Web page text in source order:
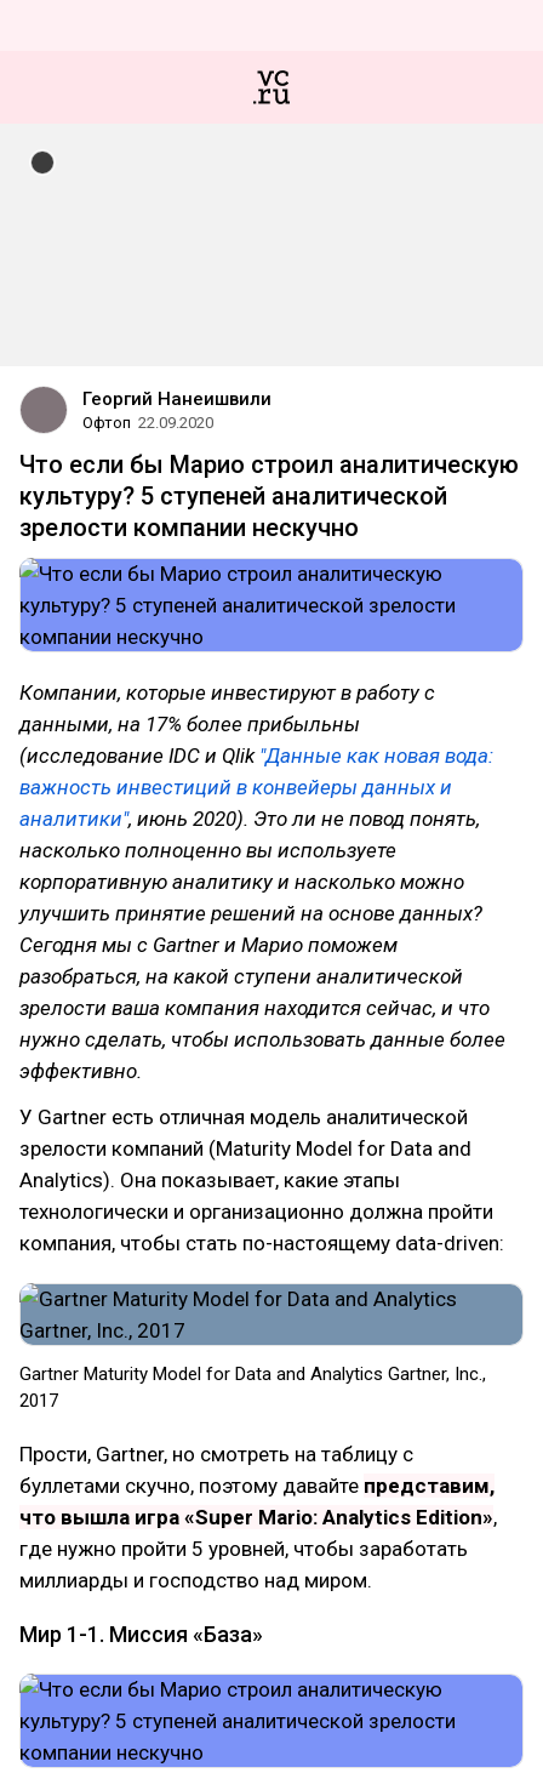
Георгий Нанеишвили
Офтоп 22.09.2020
Что если бы Марио строил аналитическую
культуру? 5 ступеней аналитической
зрелости компании нескучно
Компании, которые инвестируют в работу с
данными, на 17% более прибыльны
(исследование IDC и Qlik "Данные как новая вода:
важность инвестиций в конвейеры данных и
аналитики", июнь 2020). Это ли не повод понять,
насколько полноценно вы используете
корпоративную аналитику и насколько можно
улучшить принятие решений на основе данных?
Сегодня мы с Gartner и Марио поможем
разобраться, на какой ступени аналитической
зрелости ваша компания находится сейчас, и что
нужно сделать, чтобы использовать данные более
эффективно.
У Gartner есть отличная модель аналитической
зрелости компаний (Maturity Model for Data and
Analytics). Она показывает, какие этапы
технологически и организационно должна пройти
компания, чтобы стать по-настоящему data-driven:
Gartner Maturity Model for Data and Analytics Gartner, Inc.,
2017
Прости, Gartner, но смотреть на таблицу с
буллетами скучно, поэтому давайте представим,
что вышла игра «Super Mario: Analytics Edition»,
где нужно пройти 5 уровней, чтобы заработать
миллиарды и господство над миром.
Мир 1-1. Миссия «База»